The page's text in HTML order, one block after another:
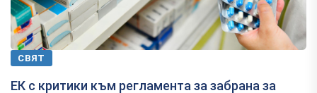
СВЯТ
ЕК с критики към регламента за забрана за